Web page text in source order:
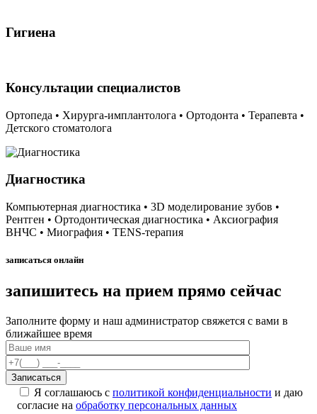
Гигиена
Консультации специалистов
Ортопеда • Хирурга-имплантолога • Ортодонта • Терапевта •
Детского стоматолога
Диагностика
Компьютерная диагностика • 3D моделирование зубов •
Рентген • Ортодонтическая диагностика • Аксиография
ВНЧС • Миография • TENS-терапия
записаться онлайн
запишитесь на прием прямо сейчас
Заполните форму и наш администратор свяжется с вами в
ближайшее время
Я соглашаюсь с политикой конфиденциальности и даю
согласие на обработку персональных данных